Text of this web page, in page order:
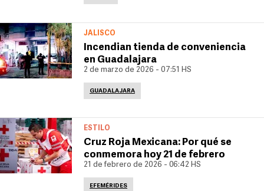
JALISCO
Incendian tienda de conveniencia
en Guadalajara
2 de marzo de 2026 - 07:51 HS
GUADALAJARA
ESTILO
Cruz Roja Mexicana: Por qué se
conmemora hoy 21 de febrero
21 de febrero de 2026 - 06:42 HS
EFEMÉRIDES